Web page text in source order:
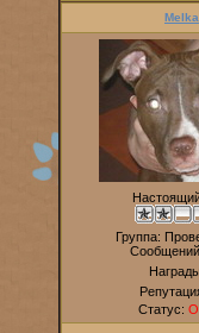
Melka
Группа:
Статус: